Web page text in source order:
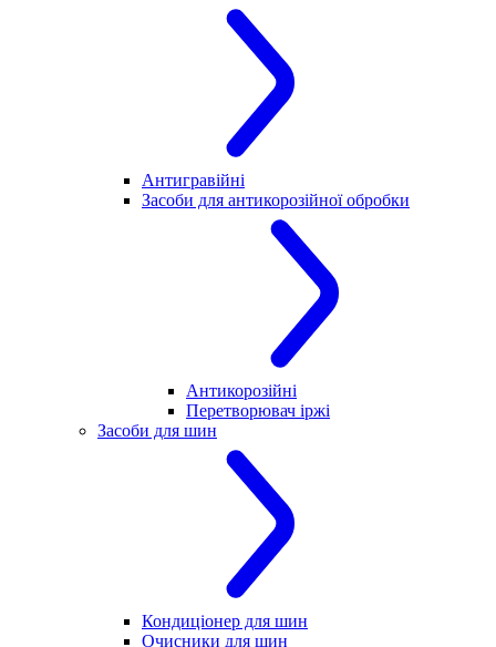
Антигравійні
Засоби для антикорозійної обробки
Антикорозійні
Перетворювач іржі
Засоби для шин
Кондиціонер для шин
Очисники для шин